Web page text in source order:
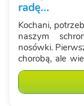
radę...
Kochani,
naszym
nosówki.
chorobą, ale
niezwykle
może pojawiać